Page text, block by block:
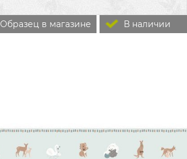
В наличии
Образец в магазине